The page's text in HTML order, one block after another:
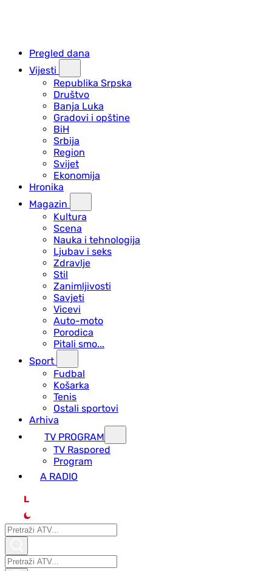
Pregled dana
Vijesti
Republika Srpska
Društvo
Banja Luka
Gradovi i opštine
BiH
Srbija
Region
Svijet
Ekonomija
Hronika
Magazin
Kultura
Scena
Nauka i tehnologija
Ljubav i seks
Zdravlje
Stil
Zanimljivosti
Savjeti
Vicevi
Auto-moto
Porodica
Pitali smo...
Sport
Fudbal
Košarka
Tenis
Ostali sportovi
Arhiva
TV PROGRAM
ТV Raspored
Program
A RADIO
L